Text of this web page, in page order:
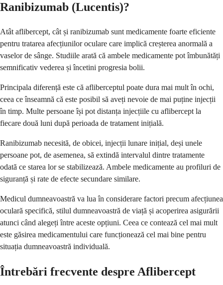
Ranibizumab (Lucentis)?
Atât aflibercept, cât și ranibizumab sunt medicamente foarte eficiente
pentru tratarea afecțiunilor oculare care implică creșterea anormală a
vaselor de sânge. Studiile arată că ambele medicamente pot îmbunătăți
semnificativ vederea și încetini progresia bolii.
Principala diferență este că afliberceptul poate dura mai mult în ochi,
ceea ce înseamnă că este posibil să aveți nevoie de mai puține injecții
în timp. Multe persoane își pot distanța injecțiile cu aflibercept la
fiecare două luni după perioada de tratament inițială.
Ranibizumab necesită, de obicei, injecții lunare inițial, deși unele
persoane pot, de asemenea, să extindă intervalul dintre tratamente
odată ce starea lor se stabilizează. Ambele medicamente au profiluri de
siguranță și rate de efecte secundare similare.
Medicul dumneavoastră va lua în considerare factori precum afecțiunea
oculară specifică, stilul dumneavoastră de viață și acoperirea asigurării
atunci când alegeți între aceste opțiuni. Ceea ce contează cel mai mult
este găsirea medicamentului care funcționează cel mai bine pentru
situația dumneavoastră individuală.
Întrebări frecvente despre Aflibercept